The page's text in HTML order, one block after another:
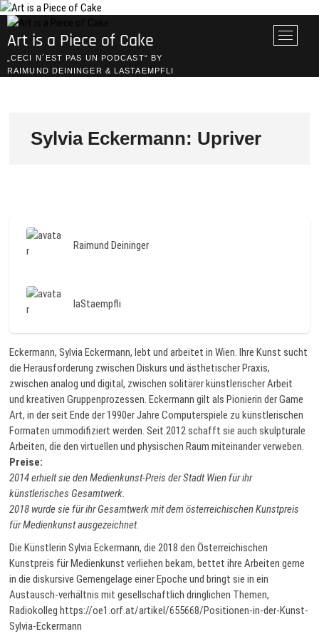
Skip
to
content
Art is a Piece of Cake
„CECI N´EST PAS UN PODCAST“ BY
RAIMUND DEININGER & LASTAEMPFLI
M
e
u
Sylvia Eckermann: Upriver
Raimund Deininger
laStaempfli
Eckermann, Sylvia Eckermann, lebt und arbeitet in Wien. Ihre Kunst sucht
die Herausforderung zwischen Diskurs und ästhetischer Praxis,
zwischen analog und digital, zwischen solitärer künstlerischer Arbeit
und kreativen Gruppenprozessen. Eckermann gilt als Pionierin der Game
Art, in der seit Ende der 1990er Jahre Computerspiele zu künstlerischen
Formaten ummodifiziert werden. Seit 2012 schafft sie auch skulpturale
Arbeiten, die den virtuellen und physischen Raum miteinander verweben.
Preise:
2014 erhielt sie den Medienkunst-Preis der Stadt Wien für ihr
künstlerisches Gesamtwerk.
2018 wurde sie für ihr Gesamtwerk mit dem österreichischen Kunstpreis
für Medienkunst ausgezeichnet.
Die Künstlerin Sylvia Eckermann, die 2018 den Österreichischen
Kunstpreis für Medienkunst verliehen bekam, bettet ihre Arbeiten gerne
in die diskursive Gemengelage einer Epoche und bringt sie in ein
Austausch-verhältnis mit gesellschaftlich dringlichen Themen,
Radiokolleg https://oe1.orf.at/artikel/655668/Positionen-in-der-Kunst-
Sylvia-Eckermann